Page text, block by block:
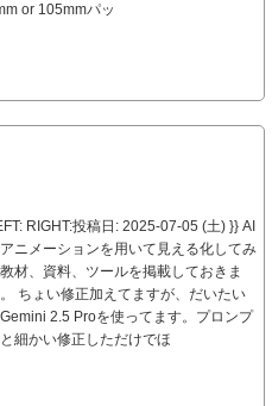
or 105mmパッ
RIGHT:投稿日: 2025-07-05 (土) }} AI
ニメーションを用いて見える化してみ
材、資料、ツールを掲載しておきま
ちょい修正加えてますが、だいたい
2.5 Proを使ってます。プロンプ
と細かい修正しただけでほ